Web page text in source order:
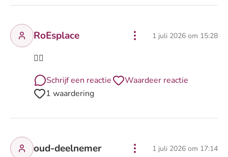
RoEsplace 1 juli 2026 om 15:28
👌🏽
Schrijf een reactie
Waardeer reactie
1 waardering
oud-deelnemer 1 juli 2026 om 17:14